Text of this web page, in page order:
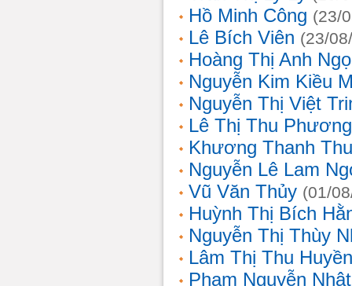
Hồ Minh Công (23/
Lê Bích Viên (23/
Hoàng Thị Anh
Nguyễn Kim Kiều
Nguyễn Thị Việt
Lê Thị Thu Phương
Khương Thanh
Nguyễn Lê Lam
Vũ Văn Thủy (01/
Huỳnh Thị Bích
Nguyễn Thị Thùy
Lâm Thị Thu Huyền
Phạm Nguyễn